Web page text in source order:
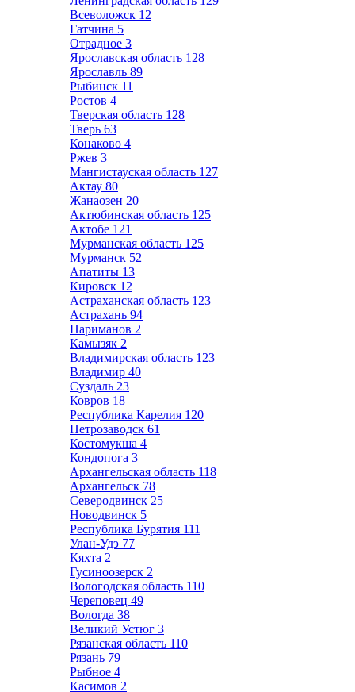
Всеволожск 12
Гатчина 5
Отрадное 3
Ярославская область 128
Ярославль 89
Рыбинск 11
Ростов 4
Тверская область 128
Тверь 63
Конаково 4
Ржев 3
Мангистауская область 127
Актау 80
Жанаозен 20
Актюбинская область 125
Актобе 121
Мурманская область 125
Мурманск 52
Апатиты 13
Кировск 12
Астраханская область 123
Астрахань 94
Нариманов 2
Камызяк 2
Владимирская область 123
Владимир 40
Суздаль 23
Ковров 18
Республика Карелия 120
Петрозаводск 61
Костомукша 4
Кондопога 3
Архангельская область 118
Архангельск 78
Северодвинск 25
Новодвинск 5
Республика Бурятия 111
Улан-Удэ 77
Кяхта 2
Гусиноозерск 2
Вологодская область 110
Череповец 49
Вологда 38
Великий Устюг 3
Рязанская область 110
Рязань 79
Рыбное 4
Касимов 2